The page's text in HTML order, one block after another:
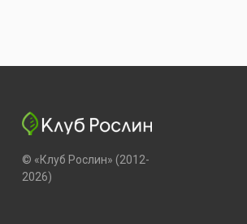
© «Клуб Рослин» (2012-
2026)